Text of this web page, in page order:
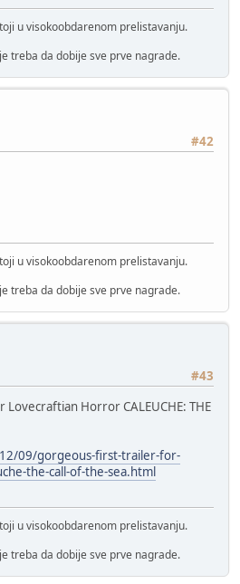
u visokoobdarenom prelistavanju.
treba da dobije sve prve nagrade.
#42
u visokoobdarenom prelistavanju.
treba da dobije sve prve nagrade.
#43
Horror CALEUCHE: THE
09/gorgeous-first-trailer-for-
the-call-of-the-sea.html
u visokoobdarenom prelistavanju.
treba da dobije sve prve nagrade.